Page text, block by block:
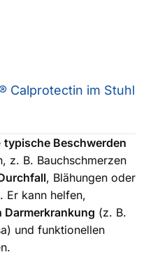
Calprotectin im Stuhl
typische Beschwerden
z. B. Bauchschmerzen
, Blähungen oder
. Er kann helfen,
(z. B.
und funktionellen